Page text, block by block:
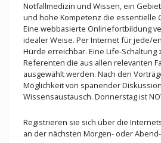
Notfallmedizin und Wissen, ein
und hohe Kompetenz die essentielle
Eine webbasierte Onlinefortbildung
idealer Weise. Per Internet für jede/
Hürde erreichbar. Eine Life-
Referenten die aus allen relevanten
ausgewählt werden. Nach den
Möglichkeit von spanender
Wissensaustausch. Donnerstag ist
Registrieren sie sich über die
an der nächsten Morgen- oder